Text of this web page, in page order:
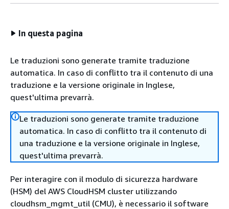
In questa pagina
Le traduzioni sono generate tramite traduzione
automatica. In caso di conflitto tra il contenuto di una
traduzione e la versione originale in Inglese,
quest'ultima prevarrà.
Le traduzioni sono generate tramite traduzione
automatica. In caso di conflitto tra il contenuto di
una traduzione e la versione originale in Inglese,
quest'ultima prevarrà.
Per interagire con il modulo di sicurezza hardware
(HSM) del AWS CloudHSM cluster utilizzando
cloudhsm_mgmt_util (CMU), è necessario il software